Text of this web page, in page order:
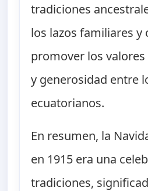
tradiciones
los lazos familiares
promover los
y generosidad entre
ecuatorianos.
En resumen, la
en 1915 era una
tradiciones,